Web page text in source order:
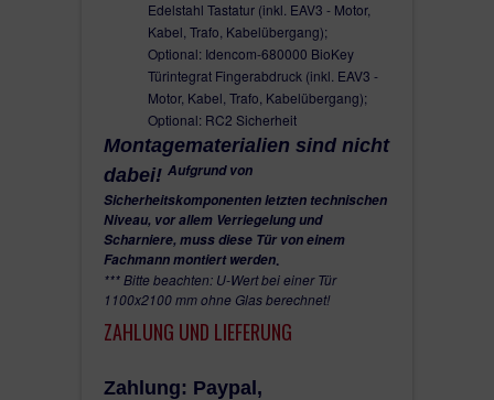
Edelstahl Tastatur (inkl. EAV3 - Motor,
Kabel, Trafo, Kabelübergang);
Optional: Idencom-680000 BioKey
Türintegrat Fingerabdruck (inkl. EAV3 -
Motor, Kabel, Trafo, Kabelübergang);
Optional: RC2 Sicherheit
Montagematerialien sind nicht
dabei! Aufgrund von
Sicherheitskomponenten letzten technischen
Niveau, vor allem Verriegelung und
Scharniere, muss diese Tür von einem
Fachmann montiert werden.
*** Bitte beachten: U-Wert bei einer Tür
1100x2100 mm ohne Glas berechnet!
ZAHLUNG UND LIEFERUNG
Zahlung: Paypal,